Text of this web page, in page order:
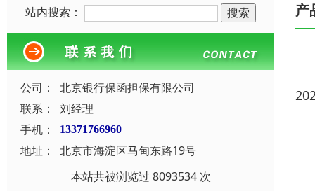
站内搜索：
公司：
北京银行保函担保有限公司
联系：
刘经理
手机：
13371766960
地址：
北京市海淀区马甸东路19号
本站共被浏览过 8093534 次
产